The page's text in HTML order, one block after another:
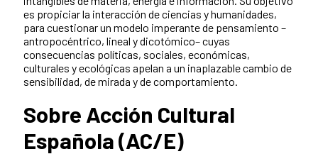
es propiciar la interacción de ciencias y humanidades,
para cuestionar un modelo imperante de pensamiento –
antropocéntrico, lineal y dicotómico– cuyas
consecuencias políticas, sociales, económicas,
culturales y ecológicas apelan a un inaplazable cambio de
sensibilidad, de mirada y de comportamiento.
Sobre Acción Cultural
Española (AC/E)